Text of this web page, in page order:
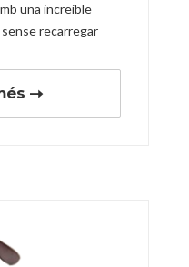
una increible
recarregar